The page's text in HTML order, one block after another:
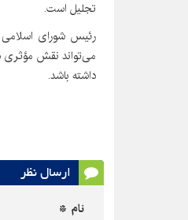
تجلیل است.
رئیس شورای اسلامی
می‌تواند نقش مؤثری
داشته باشد.
ارسال نظر
نام *